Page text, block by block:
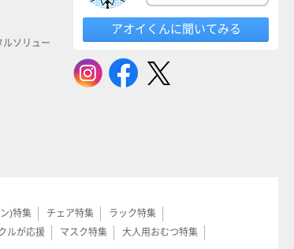
ルソリュー
アオイくんに聞いてみる
)特集 チェア特集
ラック特集
ルが応援 マスク特集
大人用おむつ特集